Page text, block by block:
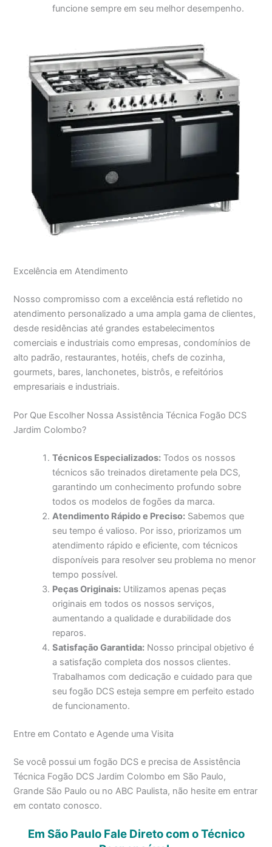
funcione sempre em seu melhor desempenho.
Excelência em Atendimento
Nosso compromisso com a excelência está refletido no
atendimento personalizado a uma ampla gama de clientes,
desde residências até grandes estabelecimentos
comerciais e industriais como empresas, condomínios de
alto padrão, restaurantes, hotéis, chefs de cozinha,
gourmets, bares, lanchonetes, bistrôs, e refeitórios
empresariais e industriais.
Por Que Escolher Nossa Assistência Técnica Fogão DCS
Jardim Colombo?
Técnicos Especializados: Todos os nossos
técnicos são treinados diretamente pela DCS,
garantindo um conhecimento profundo sobre
todos os modelos de fogões da marca.
Atendimento Rápido e Preciso: Sabemos que
seu tempo é valioso. Por isso, priorizamos um
atendimento rápido e eficiente, com técnicos
disponíveis para resolver seu problema no menor
tempo possível.
Peças Originais: Utilizamos apenas peças
originais em todos os nossos serviços,
aumentando a qualidade e durabilidade dos
reparos.
Satisfação Garantida: Nosso principal objetivo é
a satisfação completa dos nossos clientes.
Trabalhamos com dedicação e cuidado para que
seu fogão DCS esteja sempre em perfeito estado
de funcionamento.
Entre em Contato e Agende uma Visita
Se você possui um fogão DCS e precisa de Assistência
Técnica Fogão DCS Jardim Colombo em São Paulo,
Grande São Paulo ou no ABC Paulista, não hesite em entrar
em contato conosco.
Em São Paulo Fale Direto com o Técnico